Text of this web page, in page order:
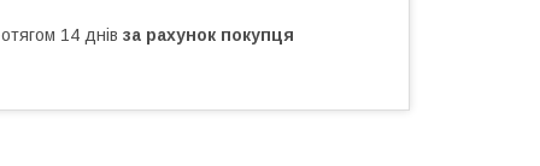
14 днів за рахунок покупця